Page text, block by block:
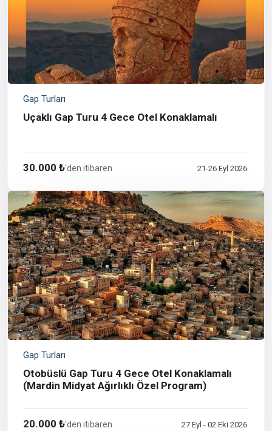
Gap Turları
Uçaklı Gap Turu 4 Gece Otel Konaklamalı
30.000 ₺'den itibaren 21-26 Eyl 2026
Gap Turları
Otobüslü Gap Turu 4 Gece Otel Konaklamalı
(Mardin Midyat Ağırlıklı Özel Program)
20.000 ₺'den itibaren 27 Eyl - 02 Eki 2026